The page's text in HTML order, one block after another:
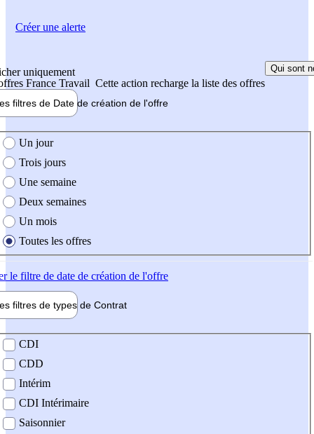
uniquement
France Travail Cette action recharge la liste des offres
Qui sont
filtres de Date de création de l'offre
création de l'offre
Un jour
Trois jours
Une semaine
Deux semaines
Un mois
Toutes les offres
le filtre de date de création de l'offre
filtres de types de Contrat
contrat
CDI
CDD
Intérim
CDI Intérimaire
Saisonnier
Créer une alerte